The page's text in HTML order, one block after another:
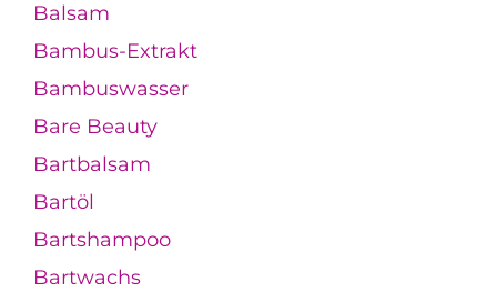
Balsam
Bambus-Extrakt
Bambuswasser
Bare Beauty
Bartbalsam
Bartöl
Bartshampoo
Bartwachs